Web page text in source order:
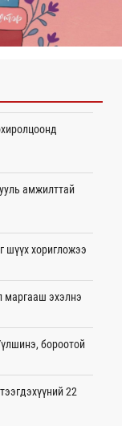
амжилттай
шүүх хоригложээ
маргааш эхэлнэ
бороотой
22